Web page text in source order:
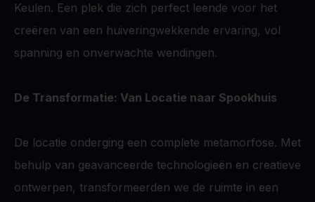
Keulen. Een plek die zich perfect leende voor het
creëren van een huiveringwekkende ervaring, vol
spanning en onverwachte wendingen.
De Transformatie: Van Locatie naar Spookhuis
De locatie onderging een complete metamorfose. Met
behulp van geavanceerde technologieën en creatieve
ontwerpen, transformeerden we de ruimte in een